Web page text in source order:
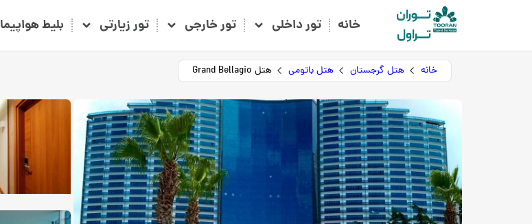
تـــوران
تـــراول
خانه تور داخلی تور خارجی تور زیارتی بلیط هواپیما
خانه هتل گرجستان هتل باتومی هتل Grand Bellagio